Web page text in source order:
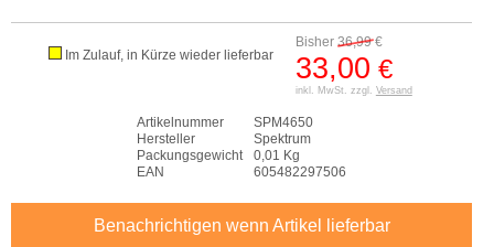
Bisher 36,99€
33,00 €
inkl. MwSt. zzgl. Versand
Im Zulauf, in Kürze wieder lieferbar
Artikelnummer
SPM4650
Hersteller
Spektrum
Packungsgewicht
0,01 Kg
EAN
605482297506
Benachrichtigen wenn Artikel lieferbar